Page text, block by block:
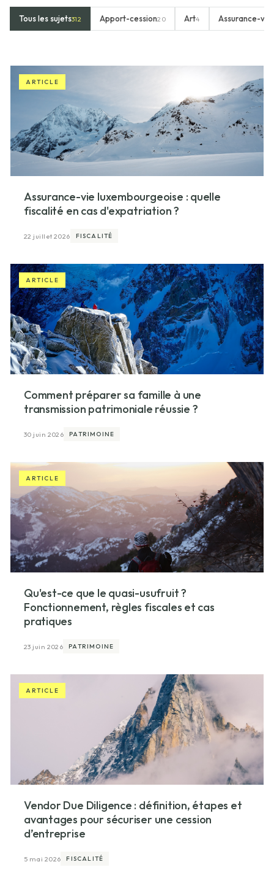
Tous les sujets312 Apport-cession20 Art4 Assurance-vie
ARTICLE
Assurance-vie luxembourgeoise : quelle
fiscalité en cas d'expatriation ?
22 juillet 2026 FISCALITÉ
ARTICLE
Comment préparer sa famille à une
transmission patrimoniale réussie ?
30 juin 2026 PATRIMOINE
ARTICLE
Qu'est-ce que le quasi-usufruit ?
Fonctionnement, règles fiscales et cas
pratiques
23 juin 2026 PATRIMOINE
ARTICLE
Vendor Due Diligence : définition, étapes et
avantages pour sécuriser une cession
d’entreprise
5 mai 2026 FISCALITÉ